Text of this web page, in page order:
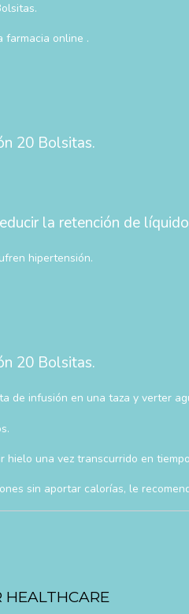
farmacia online .
20 Bolsitas.
la retención de
hipertensión.
20 Bolsitas.
de infusión en una taza y verter
hielo una vez transcurrido en
sin aportar calorías, le
HEALTHCARE